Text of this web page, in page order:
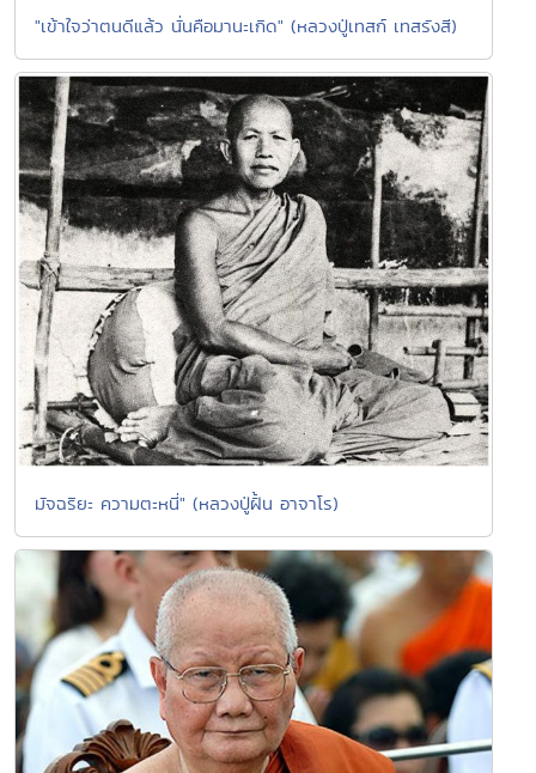
"เข้าใจว่าตนดีแล้ว นั่นคือมานะเกิด" (หลวงปู่เทสก์ เทสรังสี)
มัจฉริยะ ความตะหนี่" (หลวงปู่ฝั้น อาจาโร)